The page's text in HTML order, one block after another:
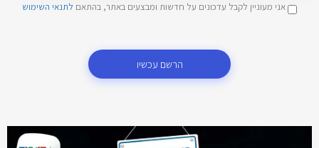
אני מעוניין לקבל עדכונים על חדשות ומבצעים באתר, בהתאם לתנאי השימוש
הרשם עכשיו